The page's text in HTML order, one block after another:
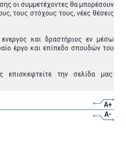
οι συμμετέχοντες θα μπορέσουν
τους στόχους τους, νέες θέσεις
και δραστήριος εν μέσω
έργο και επίπεδο σπουδών του
την σελίδα μας:
A+
A-